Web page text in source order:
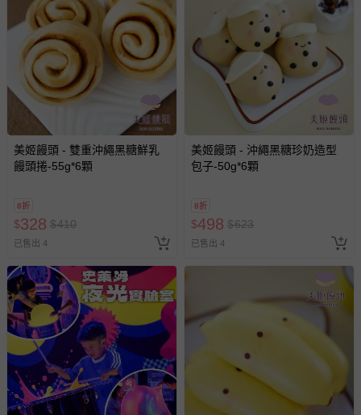
美姬饅頭 - 雙重沖繩黑糖鮮乳
饅頭捲-55g*6顆
8折
$328 $410
已售出 4
美姬饅頭 - 沖繩黑糖珍奶造型
包子-50g*6顆
8折
$498 $623
已售出 4